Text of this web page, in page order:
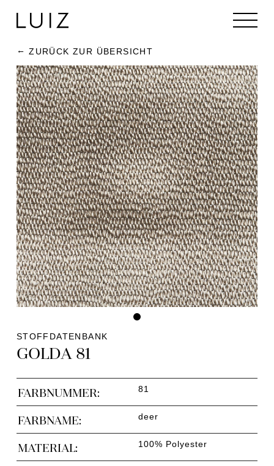
ZURÜCK ZUR ÜBERSICHT
STOFFDATENBANK
GOLDA 81
FARBNUMMER: 81
FARBNAME: deer
MATERIAL: 100% Polyester